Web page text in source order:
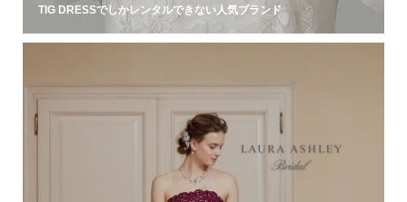
TIG DRESSでしかレンタルできない人気ブランド